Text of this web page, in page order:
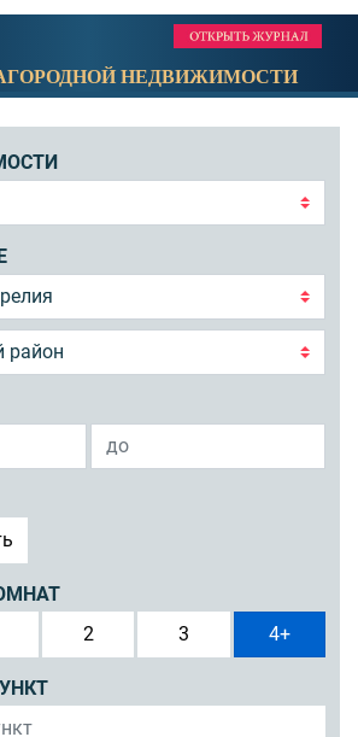
НЕДВИЖИМОСТИ
2 3 4+